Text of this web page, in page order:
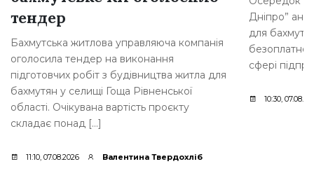
тендер
Бахмутська житлова управляюча компанія
оголосила тендер на виконання
підготовчих робіт з будівництва житла для
бахмутян у селищі Гоща Рівненської
області. Очікувана вартість проєкту
складає понад […]
11:10, 07.08.2026 Валентина Твердохліб
Дніпро”
для
безоплатно
сфері
10:30,